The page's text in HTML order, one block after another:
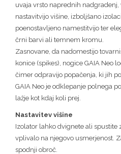
uvaja vrsto naprednih
nastavitvijo višine, izboljšano
poenostavljeno namestitvijo ter
črni barvi ali temnem kromu.
Zasnovane, da nadomestijo
konice (spikes), nogice GAIA Neo
čimer odpravijo popačenja, ki jih
GAIA Neo je odklepanje polnega
lažje kot kdaj koli prej.
Nastavitev višine
Izolator lahko dvignete ali spustite
vplivalo na njegovo usmerjenost.
spodnji obroč.